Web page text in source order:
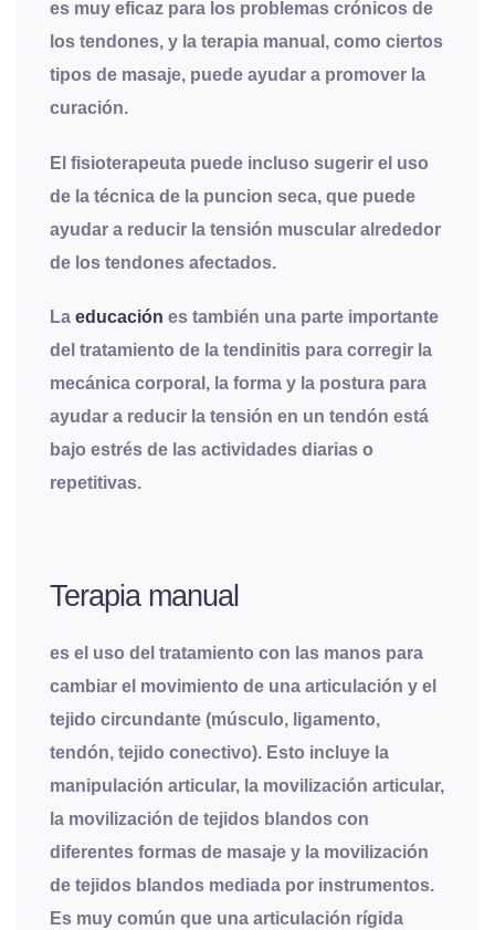
es muy eficaz para los problemas crónicos de
los tendones, y la terapia manual, como ciertos
tipos de masaje, puede ayudar a promover la
curación.
El fisioterapeuta puede incluso sugerir el uso
de la técnica de la puncion seca, que puede
ayudar a reducir la tensión muscular alrededor
de los tendones afectados.
La educación es también una parte importante
del tratamiento de la tendinitis para corregir la
mecánica corporal, la forma y la postura para
ayudar a reducir la tensión en un tendón está
bajo estrés de las actividades diarias o
repetitivas.
Terapia manual
es el uso del tratamiento con las manos para
cambiar el movimiento de una articulación y el
tejido circundante (músculo, ligamento,
tendón, tejido conectivo). Esto incluye la
manipulación articular, la movilización articular,
la movilización de tejidos blandos con
diferentes formas de masaje y la movilización
de tejidos blandos mediada por instrumentos.
Es muy común que una articulación rígida